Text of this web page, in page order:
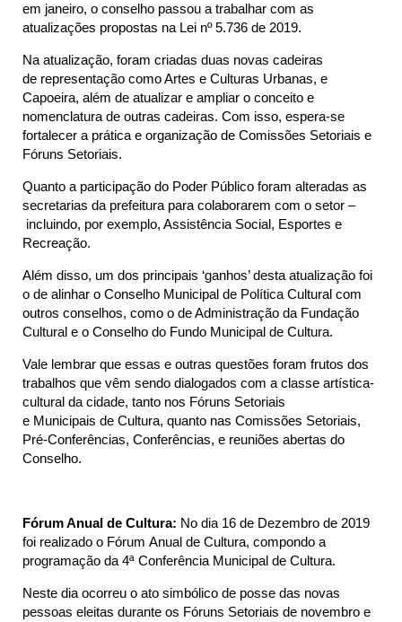
em janeiro, o conselho passou a trabalhar com as
atualizações propostas na Lei nº 5.736 de 2019.
Na atualização, foram criadas duas novas cadeiras
de representação como Artes e Culturas Urbanas, e
Capoeira, além de atualizar e ampliar o conceito e
nomenclatura de outras cadeiras. Com isso, espera-se
fortalecer a prática e organização de Comissões Setoriais e
Fóruns Setoriais.
Quanto a participação do Poder Público foram alteradas as
secretarias da prefeitura para colaborarem com o setor –
incluindo, por exemplo, Assistência Social, Esportes e
Recreação.
Além disso, um dos principais ‘ganhos’ desta atualização foi
o de alinhar o Conselho Municipal de Política Cultural com
outros conselhos, como o de Administração da Fundação
Cultural e o Conselho do Fundo Municipal de Cultura.
Vale lembrar que essas e outras questões foram frutos dos
trabalhos que vêm sendo dialogados com a classe artística-
cultural da cidade, tanto nos Fóruns Setoriais
e Municipais de Cultura, quanto nas Comissões Setoriais,
Pré-Conferências, Conferências, e reuniões abertas do
Conselho.
Fórum Anual de Cultura: No dia 16 de Dezembro de 2019
foi realizado o Fórum Anual de Cultura, compondo a
programação da 4ª Conferência Municipal de Cultura.
Neste dia ocorreu o ato simbólico de posse das novas
pessoas eleitas durante os Fóruns Setoriais de novembro e